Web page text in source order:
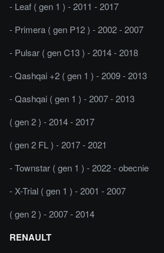
- Leaf ( gen 1 ) - 2011 - 2017
- Primera ( gen P12 ) - 2002 - 2007
- Pulsar ( gen C13 ) - 2014 - 2018
- Qashqai +2 ( gen 1 ) - 2009 - 2013
- Qashqai ( gen 1 ) - 2007 - 2013
( gen 2 ) - 2014 - 2017
( gen 2 FL ) - 2017 - 2021
- Townstar ( gen 1 ) - 2022 - obecnie
- X-Trial ( gen 1 ) - 2001 - 2007
( gen 2 ) - 2007 - 2014
RENAULT